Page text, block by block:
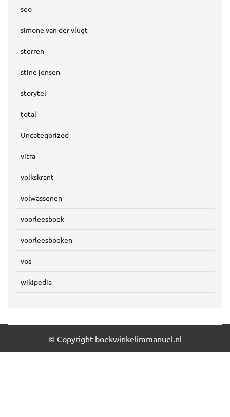
seo
simone van der vlugt
sterren
stine jensen
storytel
total
Uncategorized
vitra
volkskrant
volwassenen
voorleesboek
voorleesboeken
vos
wikipedia
© Copyright boekwinkelimmanuel.nl